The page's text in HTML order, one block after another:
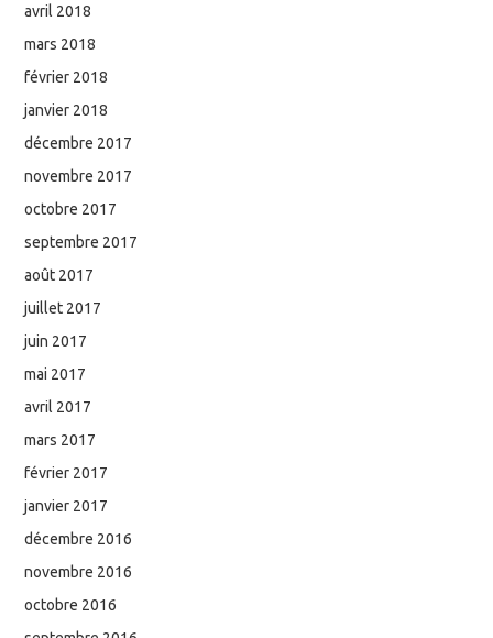
avril 2018
mars 2018
février 2018
janvier 2018
décembre 2017
novembre 2017
octobre 2017
septembre 2017
août 2017
juillet 2017
juin 2017
mai 2017
avril 2017
mars 2017
février 2017
janvier 2017
décembre 2016
novembre 2016
octobre 2016